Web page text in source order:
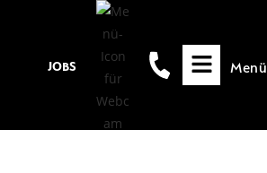
JOBS Menü